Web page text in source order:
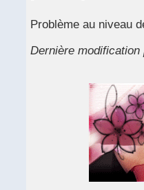
Problème au niveau
Dernière modification